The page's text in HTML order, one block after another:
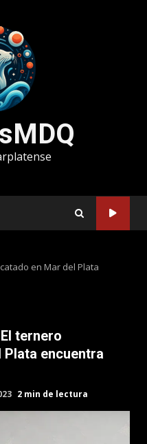
en Mar del Plata
ternero
encuentra
2 min de lectura